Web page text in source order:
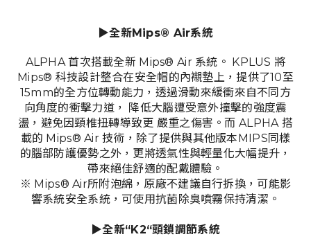
▶全新Mips® Air系統
ALPHA 首次搭載全新 Mips® Air 系統。 KPLUS 將
Mips® 科技設計整合在安全帽的內襯墊上，提供了10至
15mm的全方位轉動能力，透過滑動來緩衝來自不同方
向角度的衝擊力道， 降低大腦遭受意外撞擊的強度震
盪，避免因頸椎扭轉導致更 嚴重之傷害。而 ALPHA 搭
載的 Mips® Air 技術，除了提供與其他版本MIPS同樣
的腦部防護優勢之外，更將透氣性與輕量化大幅提升，
帶來絕佳舒適的配戴體驗。
※ Mips® Air所附泡綿，原廠不建議自行拆換，可能影
響系統安全系統，可使用抗菌除臭噴霧保持清潔。
▶全新“K2“頭鎖調節系統